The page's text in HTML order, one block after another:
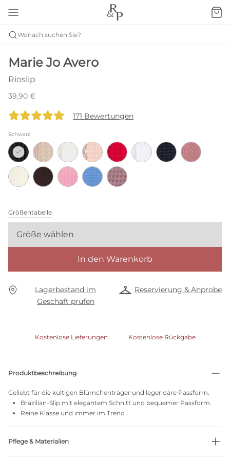
Wonach suchen Sie?
Marie Jo Avero
Rioslip
39,90 €
171 Bewertungen
Schwarz
Größentabelle
Größe wählen
In den Warenkorb
Lagerbestand im
Geschäft prüfen
Reservierung & Anprobe
Kostenlose Lieferungen Kostenlose Rückgabe
Produktbeschreibung
Geliebt für die kultigen Blümchenträger und legendäre Passform.
Brazilian-Slip mit elegantem Schnitt und bequemer Passform.
Reine Klasse und immer im Trend
Pflege & Materialien